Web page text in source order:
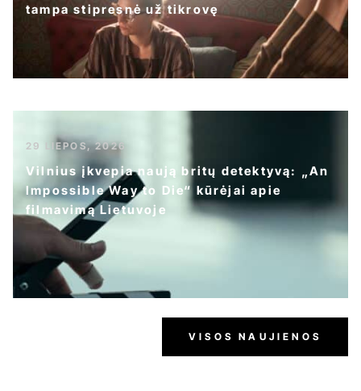
tampa stipresnė už tikrovę
29 LIEPOS, 2026
Vilnius įkvepia naują britų detektyvą: „An
Impossible Way to Die“ kūrėjai apie
filmavimą Lietuvoje
VISOS NAUJIENOS